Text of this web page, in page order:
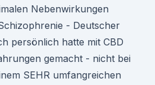
Nebenwirkungen
- Deutscher
persönlich hatte mit CBD
gemacht - nicht bei
SEHR umfangreichen